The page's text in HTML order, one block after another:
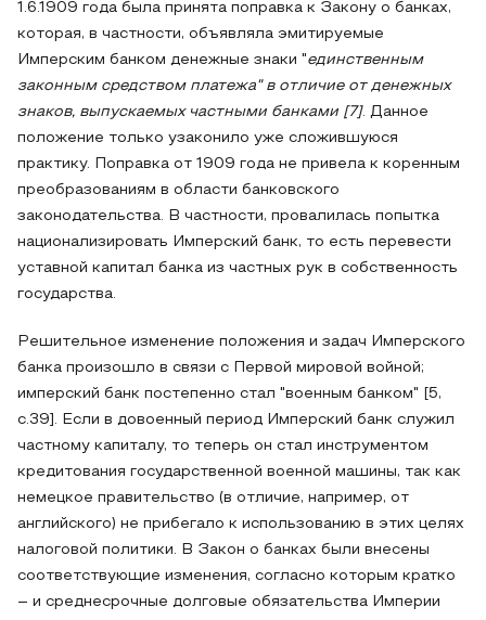
1.6.1909 года была принята поправка к Закону о банках,
которая, в частности, объявляла эмитируемые
Имперским банком денежные знаки "единственным
законным средством платежа" в отличие от денежных
знаков, выпускаемых частными банками [7]. Данное
положение только узаконило уже сложившуюся
практику. Поправка от 1909 года не привела к коренным
преобразованиям в области банковского
законодательства. В частности, провалилась попытка
национализировать Имперский банк, то есть перевести
уставной капитал банка из частных рук в собственность
государства.
Решительное изменение положения и задач Имперского
банка произошло в связи с Первой мировой войной;
имперский банк постепенно стал "военным банком" [5,
с.39]. Если в довоенный период Имперский банк служил
частному капиталу, то теперь он стал инструментом
кредитования государственной военной машины, так как
немецкое правительство (в отличие, например, от
английского) не прибегало к использованию в этих целях
налоговой политики. В Закон о банках были внесены
соответствующие изменения, согласно которым кратко
– и среднесрочные долговые обязательства Империи